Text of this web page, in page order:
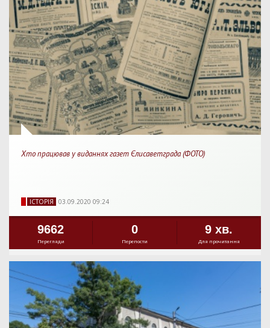
Хто працював у виданнях газет Єлисаветграда (ФОТО)
IСТОРIЯ 03.09.2020 09:24
9662
Перегляди
0
Перепости
9 хв.
Для прочитання